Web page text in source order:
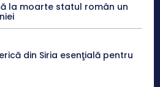
la moarte statul român un
din Siria esenţială pentru